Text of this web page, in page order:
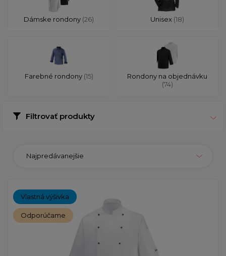
Dámske rondony (26) Unisex (18)
Farebné rondony (15)
Rondony na objednávku
(74)
Filtrovať produkty
Najpredávanejšie
Vlastná výšivka
Odporúčame